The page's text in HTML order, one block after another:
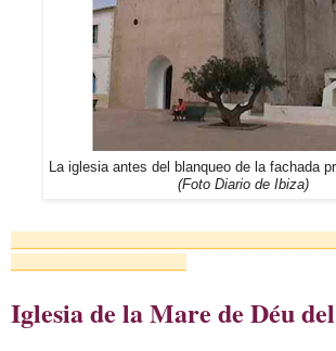
La iglesia antes del blanqueo de la
(Foto Diario de Ibiza)
Iglesia de la Mare de Déu